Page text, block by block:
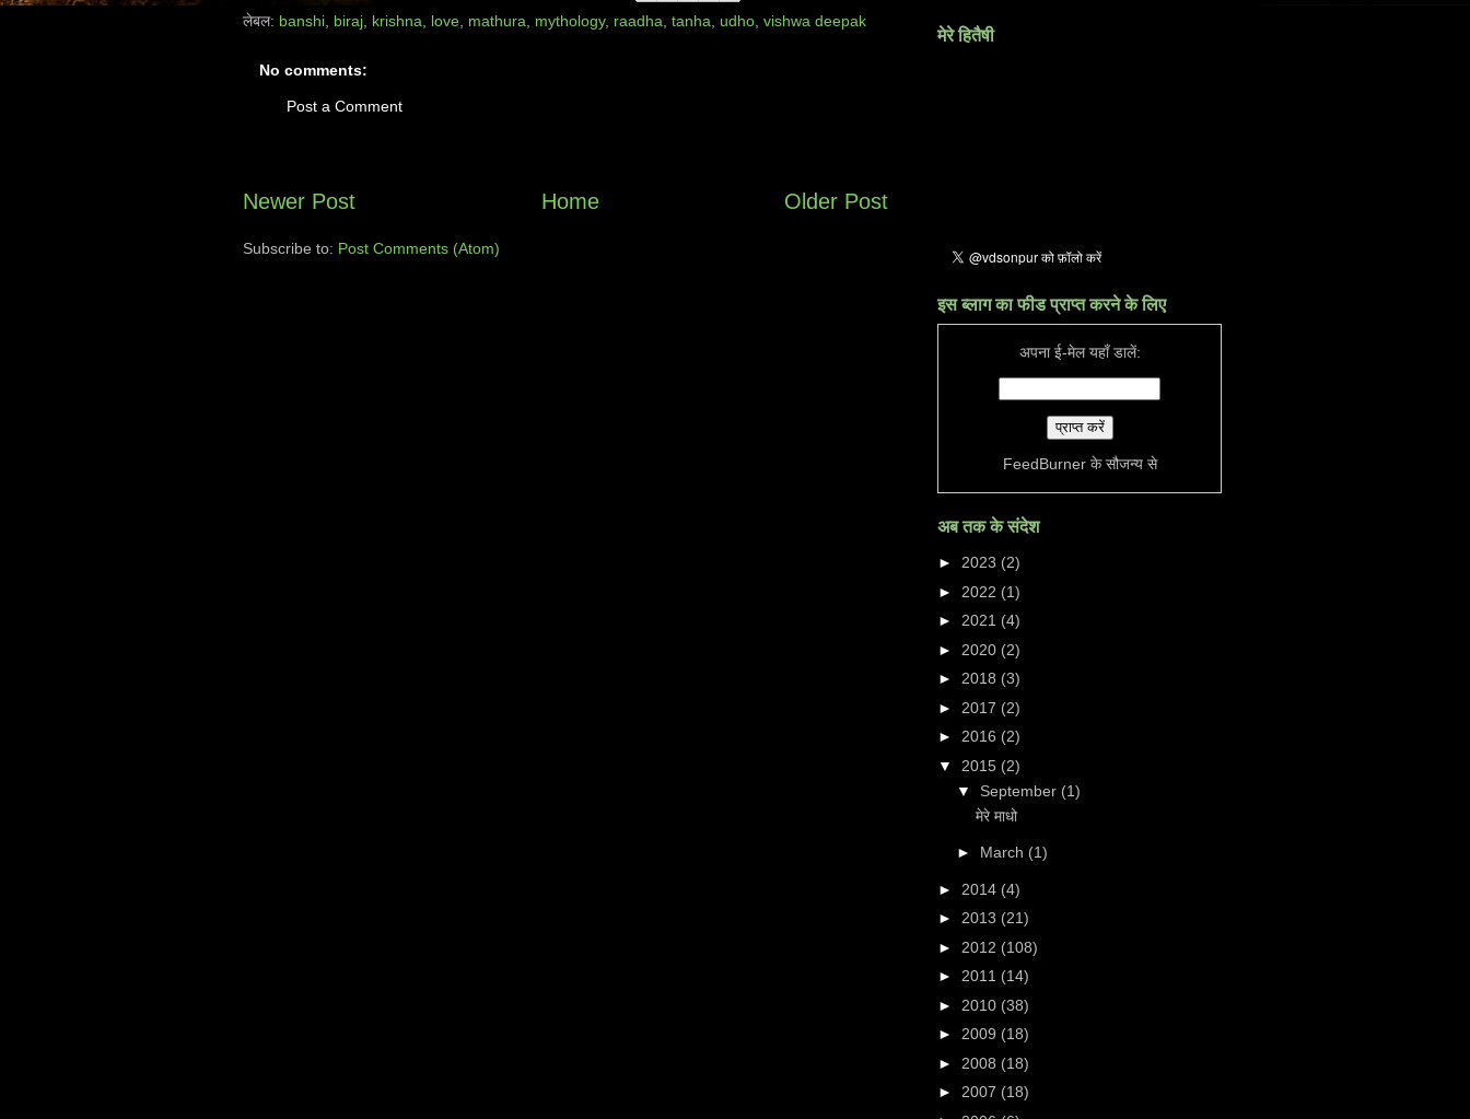
लेबल: banshi biraj krishna love mathura mythology, raadha tanha udho vishwa deepak
No comments:
Post a Comment
Newer Post Older Post
Home
Subscribe to: Post Comments (Atom)
मेरे हितैषी
इस ब्लाग का फीड प्राप्त करने के लिए
अपना ई-मेल यहाँ डालें:
FeedBurnerके सौजन्य से
अब तक के संदेश
► 2023 (2)
► 2022 (1)
► 2021 (4)
► 2020 (2)
► 2018 (3)
► 2017 (2)
► 2016 (2)
▼ 2015 (2)
▼ September (1)
मेरे माधो
► March (1)
► 2014 (4)
► 2013 (21)
► 2012 (108)
► 2011 (14)
► 2010 (38)
► 2009 (18)
► 2008 (18)
► 2007 (18)